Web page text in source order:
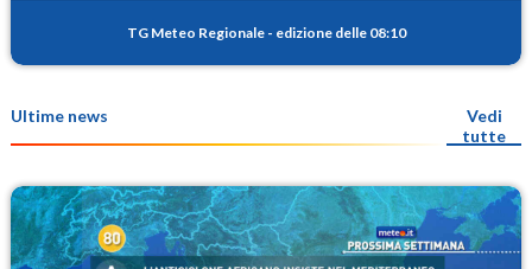
TG Meteo Regionale - edizione delle 08:10
Ultime news
Vedi
tutte